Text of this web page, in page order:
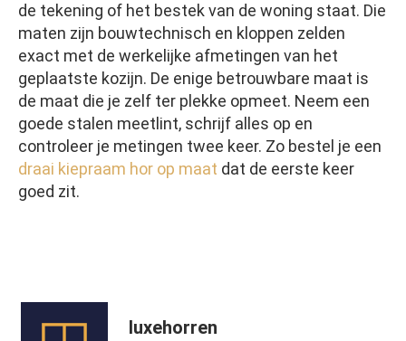
de tekening of het bestek van de woning staat. Die
maten zijn bouwtechnisch en kloppen zelden
exact met de werkelijke afmetingen van het
geplaatste kozijn. De enige betrouwbare maat is
de maat die je zelf ter plekke opmeet. Neem een
goede stalen meetlint, schrijf alles op en
controleer je metingen twee keer. Zo bestel je een
draai kiepraam hor op maat dat de eerste keer
goed zit.
luxehorren